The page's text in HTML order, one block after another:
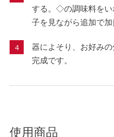
する。◇の調味料をい
子を見ながら追加で加
器によそり、お好み
完成です。
使用商品